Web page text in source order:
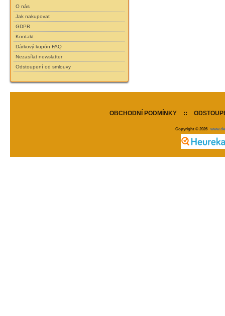
O nás
Jak nakupovat
GDPR
Kontakt
Dárkový kupón FAQ
Nezasílat newslatter
Odstoupení od smlouvy
OBCHODNÍ PODMÍNKY ::
Copyright © 2026